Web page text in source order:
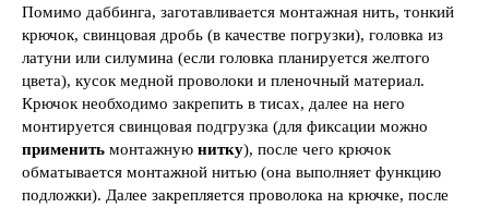
Помимо даббинга, заготавливается монтажная нить, тонкий
крючок, свинцовая дробь (в качестве погрузки), головка из
латуни или силумина (если головка планируется желтого
цвета), кусок медной проволоки и пленочный материал.
Крючок необходимо закрепить в тисах, далее на него
монтируется свинцовая подгрузка (для фиксации можно
применить монтажную нитку), после чего крючок
обматывается монтажной нитью (она выполняет функцию
подложки). Далее закрепляется проволока на крючке, после